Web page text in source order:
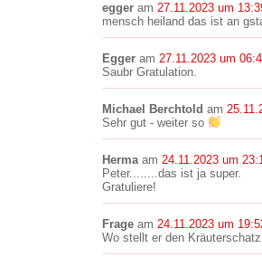
egger am 27.11.2023 um
mensch heiland das ist an
Egger am 27.11.2023 um
Saubr Gratulation.
Michael Berchtold am
Sehr gut - weiter so
Hermaam 24.11.2023 um
Peter........das ist ja super.
Gratuliere!
Frage am 24.11.2023 um
Wo stellt er den